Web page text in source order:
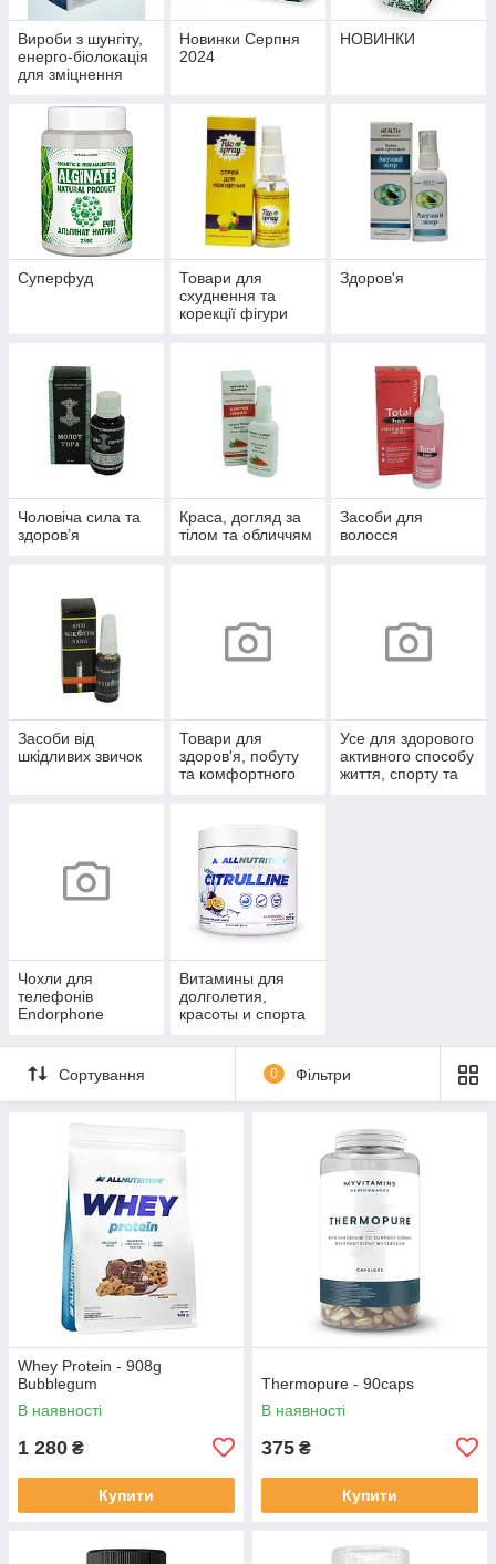
Вироби з шунгіту,
енерго-біолокація
для зміцнення
профілактики
хвороб
Новинки Серпня
2024
НОВИНКИ
Суперфуд
Товари для
схуднення та
корекції фігури
Здоров'я
Чоловіча сила та
здоров’я
Краса, догляд за
тілом та обличчям
Засоби для
волосся
Засоби від
шкідливих звичок
Товари для
здоров'я, побуту
та комфортного
Усе для здорового
активного способу
життя, спорту та
Чохли для
телефонів
Endorphone
Витамины для
долголетия,
красоты и спорта
Сортування 0 Фільтри
Whey Protein - 908g
Bubblegum
В наявності
1 280 ₴
Купити
Thermopure - 90caps
В наявності
375 ₴
Купити